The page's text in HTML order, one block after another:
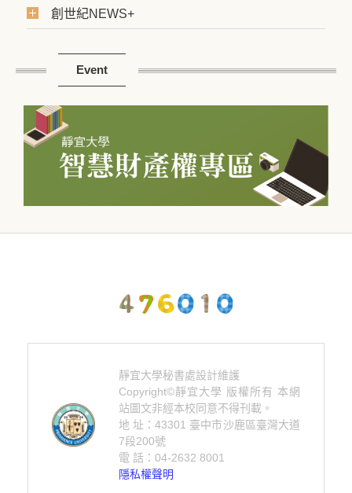
創世紀NEWS+
Event
靜宜大學秘書處設計維護
Copyright©靜宜大學 版權所有 本網
站圖文非經本校同意不得刊載。
地 址：43301 臺中市沙鹿區臺灣大道
7段200號
電 話：04-2632 8001
隱私權聲明